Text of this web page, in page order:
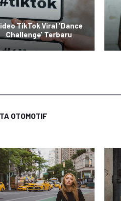
TikTok Viral 'Dance
Challenge' Terbaru
OTOMOTIF